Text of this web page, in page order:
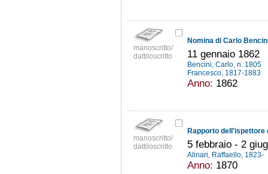
manoscritto/
dattiloscritto
11 gennaio 1862
Bencini, Carlo, n. 1805
Francesco, 1817-1883
Anno: 1862
manoscritto/
dattiloscritto
5 febbraio - 2
Alinari, Raffaello, 1823-
Anno: 1870